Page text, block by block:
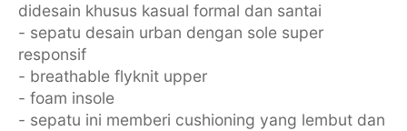
didesain khusus kasual formal dan santai
- sepatu desain urban dengan sole super
responsif
- breathable flyknit upper
- foam insole
- sepatu ini memberi cushioning yang lembut dan